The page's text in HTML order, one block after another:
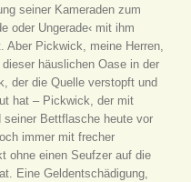
seiner Kameraden zum
oder Ungerade‹ mit ihm
Aber Pickwick, meine Herren,
häuslichen Oase in der
der die Quelle verstopft und
hat – Pickwick, der mit
seiner Bettflasche heute vor
immer mit frecher
ohne einen Seufzer auf die
Eine Geldentschädigung,